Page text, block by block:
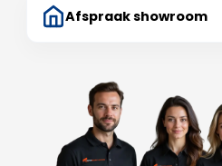
Afspraak showroom